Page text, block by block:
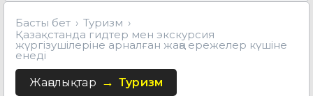
Басты бет
Туризм
Қазақстанда гидтер мен экскурсия
жүргізушілеріне арналған жаңа ережелер күшіне
енеді
Жаңалықтар Туризм